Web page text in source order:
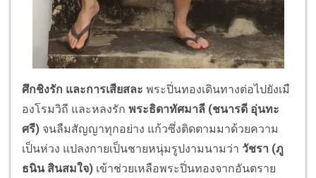
ศึกชิงรัก และการเสียสละ พระปิ่นทองเดินทางต่อไปยังเมื
องโรมวิถี และหลงรัก พระธิดาทัศมาลี (ชนารดี อุ่นทะ
ศรี) จนลืมสัญญาทุกอย่าง แก้วซึ่งติดตามมาด้วยความ
เป็นห่วง แปลงกายเป็นชายหนุ่มรูปงามนามว่า วัชรา (ภู
ธนิน สินสมใจ) เข้าช่วยเหลือพระปิ่นทองจากอันตราย